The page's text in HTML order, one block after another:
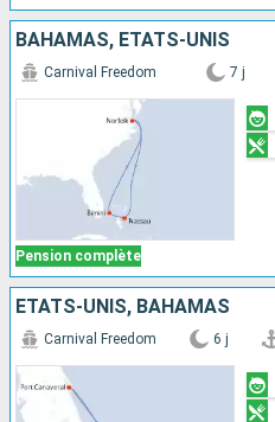
BAHAMAS, ÉTATS-UNIS
Pension complète
Carnival Freedom 7 j
ÉTATS-UNIS, BAHAMAS
Carnival Freedom 6 j